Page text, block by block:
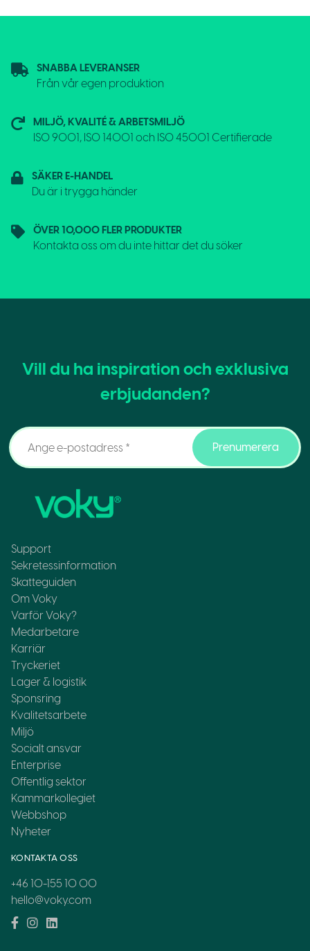
SNABBA LEVERANSER
Från vår egen produktion
MILJÖ, KVALITÉ & ARBETSMILJÖ
ISO 9001, ISO 14001 och ISO 45001 Certifierade
SÄKER E-HANDEL
Du är i trygga händer
ÖVER 10,000 FLER PRODUKTER
Kontakta oss om du inte hittar det du söker
Vill du ha inspiration och exklusiva
erbjudanden?
Prenumerera
Support
Sekretessinformation
Skatteguiden
Om Voky
Varför Voky?
Medarbetare
Karriär
Tryckeriet
Lager & logistik
Sponsring
Kvalitetsarbete
Miljö
Socialt ansvar
Enterprise
Offentlig sektor
Kammarkollegiet
Webbshop
Nyheter
KONTAKTA OSS
+46 10-155 10 00
hello@voky.com